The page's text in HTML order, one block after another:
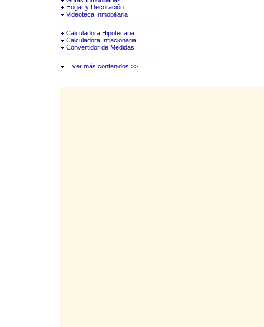
Hogar y Decoración
Videoteca Inmobiliaria
Calculadora Hipotecaria
Calculadora Inflacionaria
Convertidor de Medidas
…ver más contenidos >>